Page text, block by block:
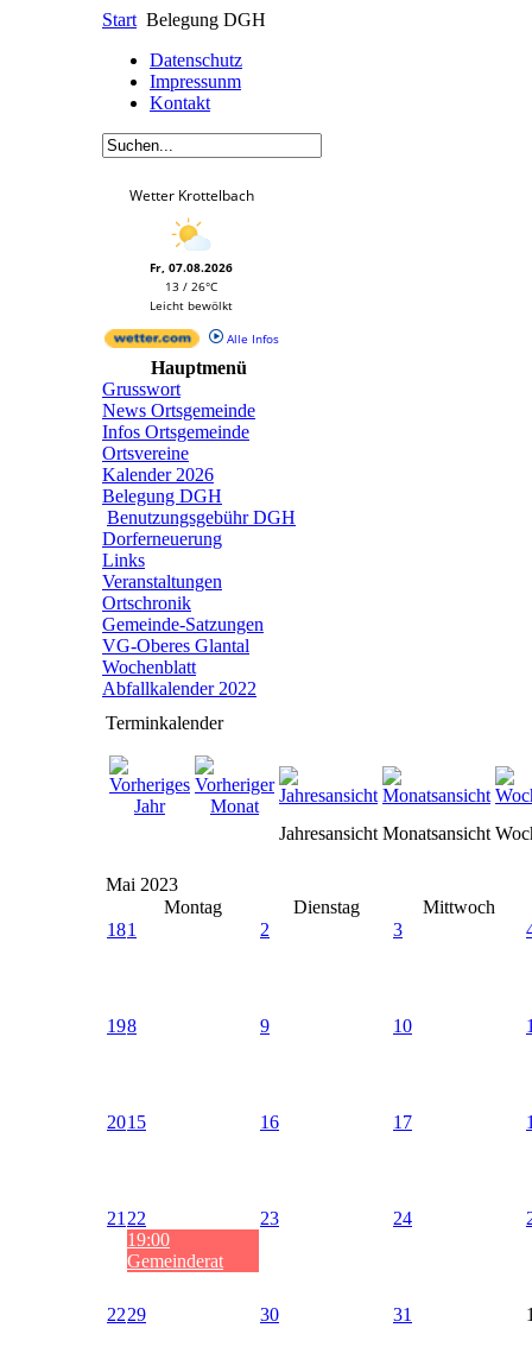
Start Belegung DGH
Datenschutz
Impressunm
Kontakt
Wetter Krottelbach
Fr, 07.08.2026
13 / 26°C
Leicht bewölkt
Alle Infos
Hauptmenü
Grusswort
News Ortsgemeinde
Infos Ortsgemeinde
Ortsvereine
Kalender 2026
Belegung DGH
Benutzungsgebühr DGH
Dorferneuerung
Links
Veranstaltungen
Ortschronik
Gemeinde-Satzungen
VG-Oberes Glantal
Wochenblatt
Abfallkalender 2022
Terminkalender
Jahresansicht Monatsansicht
Mai 2023
Montag
Dienstag
Mittwoch
181 2 3
198 9 10
2015 16 17
21 22
19:00
Gemeinderat
23 24
2229 30 31